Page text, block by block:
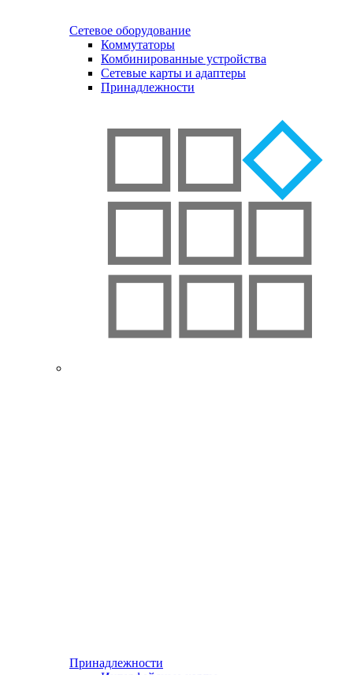
Сетевое оборудование
Коммутаторы
Комбинированные устройства
Сетевые карты и адаптеры
Принадлежности
Принадлежности